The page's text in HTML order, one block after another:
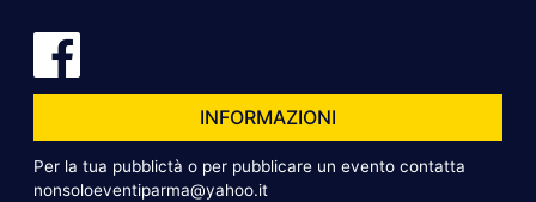
INFORMAZIONI
Per la tua pubblictà o per pubblicare un evento contatta
nonsoloeventiparma@yahoo.it